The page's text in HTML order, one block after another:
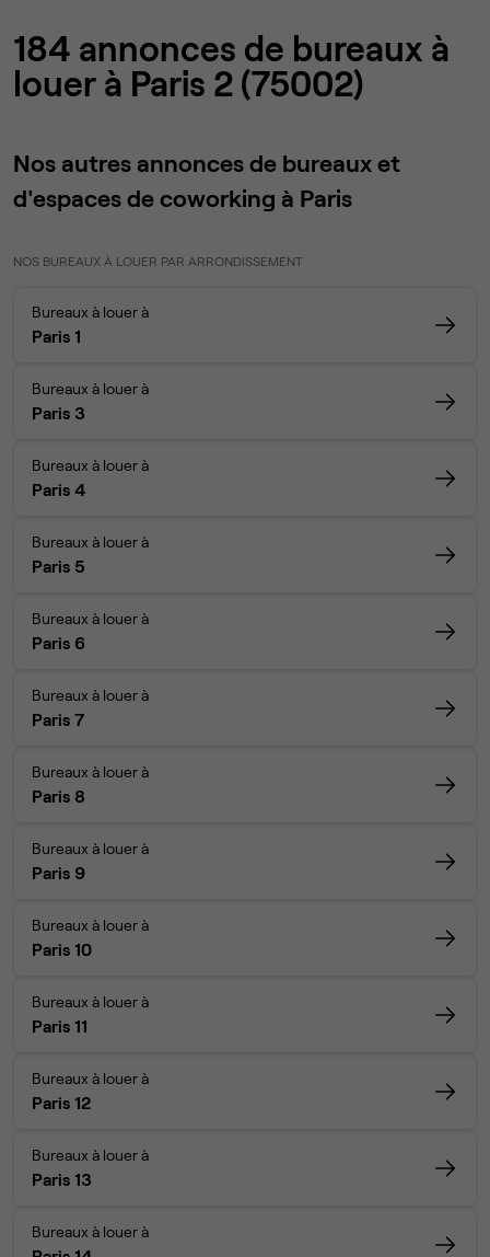
184 annonces de bureaux à
louer à Paris 2 (75002)
Nos autres annonces de bureaux et
d'espaces de coworking à Paris
NOS BUREAUX À LOUER PAR ARRONDISSEMENT
Bureaux à louer à
Paris 1
Bureaux à louer à
Paris 3
Bureaux à louer à
Paris 4
Bureaux à louer à
Paris 5
Bureaux à louer à
Paris 6
Bureaux à louer à
Paris 7
Bureaux à louer à
Paris 8
Bureaux à louer à
Paris 9
Bureaux à louer à
Paris 10
Bureaux à louer à
Paris 11
Bureaux à louer à
Paris 12
Bureaux à louer à
Paris 13
Bureaux à louer à